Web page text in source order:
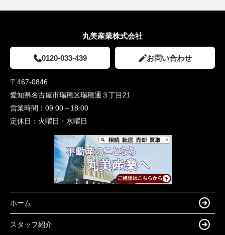
丸美産業株式会社
0120-033-439 お問い合わせ
〒467-0846
愛知県名古屋市瑞穂区瑞穂通３丁目21
営業時間： 09:00～18:00
定休日： 火曜日・水曜日
ホーム
スタッフ紹介